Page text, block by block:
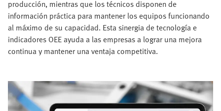
producción, mientras que los técnicos disponen de
información práctica para mantener los equipos funcionando
al máximo de su capacidad. Esta sinergia de tecnología e
indicadores OEE ayuda a las empresas a lograr una mejora
continua y mantener una ventaja competitiva.